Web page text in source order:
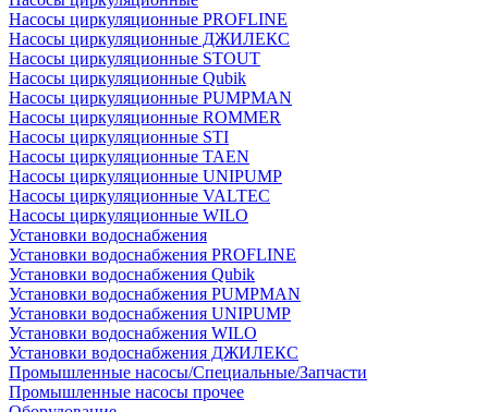
Насосы циркуляционные PROFLINE
Насосы циркуляционные ДЖИЛЕКС
Насосы циркуляционные STOUT
Насосы циркуляционные Qubik
Насосы циркуляционные PUMPMAN
Насосы циркуляционные ROMMER
Насосы циркуляционные STI
Насосы циркуляционные TAEN
Насосы циркуляционные UNIPUMP
Насосы циркуляционные VALTEC
Насосы циркуляционные WILO
Установки водоснабжения
Установки водоснабжения PROFLINE
Установки водоснабжения Qubik
Установки водоснабжения PUMPMAN
Установки водоснабжения UNIPUMP
Установки водоснабжения WILO
Установки водоснабжения ДЖИЛЕКС
Промышленные насосы/Специальные/Запчасти
Промышленные насосы прочее